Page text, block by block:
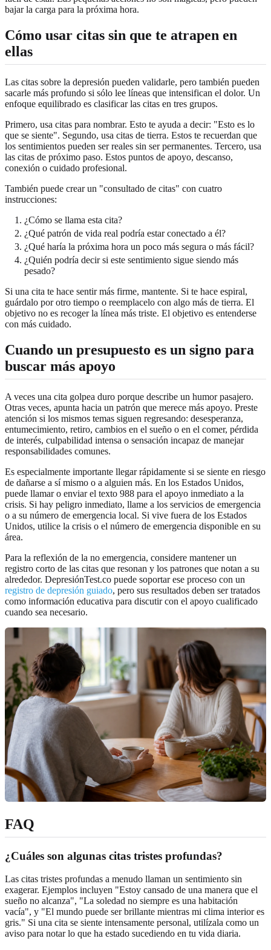
bajar la carga para la próxima hora.
Cómo usar citas sin que te atrapen en
ellas
Las citas sobre la depresión pueden validarle, pero también pueden
sacarle más profundo si sólo lee líneas que intensifican el dolor. Un
enfoque equilibrado es clasificar las citas en tres grupos.
Primero, usa citas para nombrar. Esto te ayuda a decir: "Esto es lo
que se siente". Segundo, usa citas de tierra. Estos te recuerdan que
los sentimientos pueden ser reales sin ser permanentes. Tercero, usa
las citas de próximo paso. Estos puntos de apoyo, descanso,
conexión o cuidado profesional.
También puede crear un "consultado de citas" con cuatro
instrucciones:
¿Cómo se llama esta cita?
¿Qué patrón de vida real podría estar conectado a él?
¿Qué haría la próxima hora un poco más segura o más fácil?
¿Quién podría decir si este sentimiento sigue siendo más
pesado?
Si una cita te hace sentir más firme, mantente. Si te hace espiral,
guárdalo por otro tiempo o reemplacelo con algo más de tierra. El
objetivo no es recoger la línea más triste. El objetivo es entenderse
con más cuidado.
Cuando un presupuesto es un signo para
buscar más apoyo
A veces una cita golpea duro porque describe un humor pasajero.
Otras veces, apunta hacia un patrón que merece más apoyo. Preste
atención si los mismos temas siguen regresando: desesperanza,
entumecimiento, retiro, cambios en el sueño o en el comer, pérdida
de interés, culpabilidad intensa o sensación incapaz de manejar
responsabilidades comunes.
Es especialmente importante llegar rápidamente si se siente en riesgo
de dañarse a sí mismo o a alguien más. En los Estados Unidos,
puede llamar o enviar el texto 988 para el apoyo inmediato a la
crisis. Si hay peligro inmediato, llame a los servicios de emergencia
o a su número de emergencia local. Si vive fuera de los Estados
Unidos, utilice la crisis o el número de emergencia disponible en su
área.
Para la reflexión de la no emergencia, considere mantener un
registro corto de las citas que resonan y los patrones que notan a su
alrededor. DepresiónTest.co puede soportar ese proceso con un
registro de depresión guiado, pero sus resultados deben ser tratados
como información educativa para discutir con el apoyo cualificado
cuando sea necesario.
FAQ
¿Cuáles son algunas citas tristes profundas?
Las citas tristes profundas a menudo llaman un sentimiento sin
exagerar. Ejemplos incluyen "Estoy cansado de una manera que el
sueño no alcanza", "La soledad no siempre es una habitación
vacía", y "El mundo puede ser brillante mientras mi clima interior es
gris." Si una cita se siente intensamente personal, utilízala como un
aviso para notar lo que ha estado sucediendo en tu vida diaria.